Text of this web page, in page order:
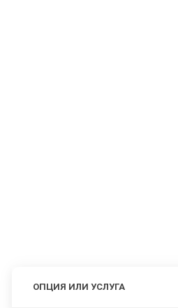
ОПЦИЯ ИЛИ УСЛУГА